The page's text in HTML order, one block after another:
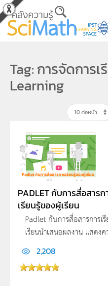
Skip to main content
Tag: การจัดการ
Learning
PADLET กับการสื่อสารก
เรียนรู้ของผู้เรียน
Padlet กับการสื่อสารการเ
เรียนนำเสนอผลงาน แสดง
2,208